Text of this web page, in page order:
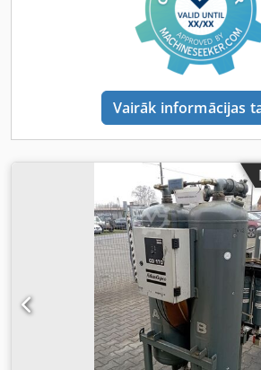
Vairāk informācijas